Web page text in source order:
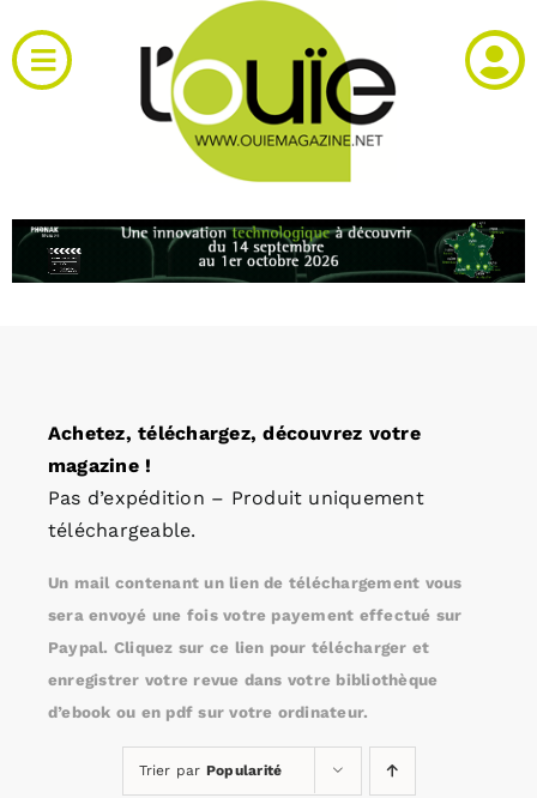
au
contenu
Toggle
Navigation
RH et emploi
Agenda
Kiosque
Annonces emploi
Achetez, téléchargez, découvrez votre
magazine !
Pas d’expédition – Produit uniquement
téléchargeable.
Un mail contenant un lien de téléchargement vous
sera envoyé une fois votre payement effectué sur
Paypal. Cliquez sur ce lien pour télécharger et
enregistrer votre revue dans votre bibliothèque
d’ebook ou en pdf sur votre ordinateur.
Trier par Popularité